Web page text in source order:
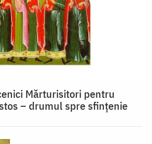
Mărturisitori pentru
– drumul spre sfințenie